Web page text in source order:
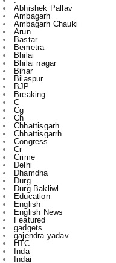
Bastar
Bemetra
Bhilai
Bhilai nagar
Bihar
Bilaspur
BJP
Breaking
C
Cg
Ch
Chhattisgarh
Chhattisgarrh
Congress
Cr
Crime
Delhi
Dhamdha
Durg
Durg Bakliwl
Education
English
English News
Featured
gadgets
gajendra yadav
HTC
Inda
Indai
Indi
India
International
Jagdalpur